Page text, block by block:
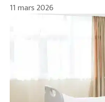
11 mars 2026